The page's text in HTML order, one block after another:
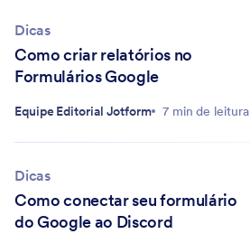
Dicas
Como criar relatórios no
Formulários Google
Equipe Editorial Jotform 7 min de leitura
Dicas
Como conectar seu formulário
do Google ao Discord